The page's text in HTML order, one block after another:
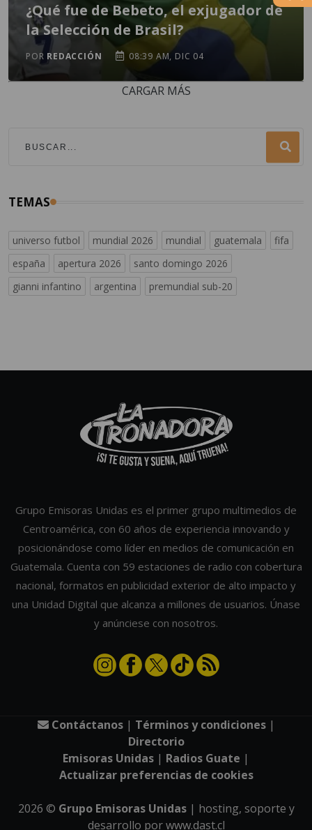
¿Qué fue de Bebeto, el exjugador de
la Selección de Brasil?
POR REDACCIÓN 08:39 AM, DIC 04
CARGAR MÁS
TEMAS
universo futbol mundial 2026 mundial guatemala
fifa
españa
apertura 2026
santo domingo 2026
gianni infantino
argentina premundial sub-20
Grupo Emisoras Unidas es el primer grupo multimedios de
Centroamérica, con 60 años de experiencia innovando y
posicionándose como líder en medios de comunicación en
Guatemala. Cuenta con 59 estaciones de radio con cobertura
nacional, formatos en publicidad exterior de alto impacto y
una Unidad Digital que alcanza a millones de usuarios. Únase
y anúnciese con nosotros.
Contáctanos| Términos y condiciones|
Directorio
Emisoras Unidas | Radios Guate |
Actualizar preferencias de cookies
2026 © Grupo Emisoras Unidas| hosting, soporte y
desarrollo porwww.dast.cl